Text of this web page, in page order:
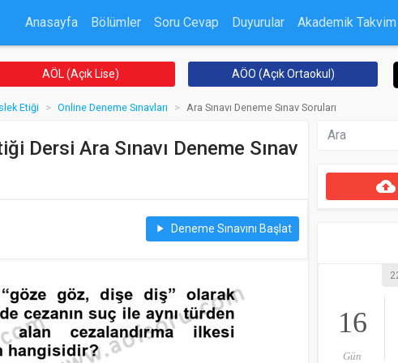
Anasayfa Bölümler Soru Cevap Duyurular Akademik Takvim
AÖL (Açık Lise) AÖO (Açık Ortaokul)
Etiği Online Deneme Sınavları Ara Sınavı Deneme Sınav Soruları
Dersi Ara Sınavı Deneme Sınav
play_arrow Deneme Sınavını Başlat
cloud_upload
16
Gün